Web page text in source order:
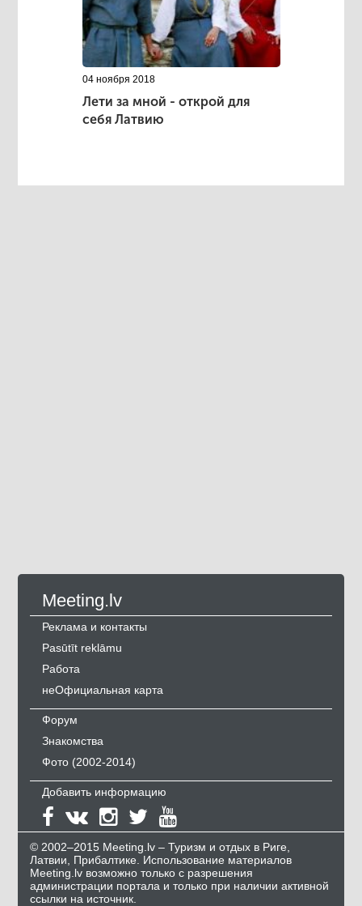
04 ноября 2018
Лети за мной - открой для
себя Латвию
Meeting.lv
Реклама и контакты
Pasūtīt reklāmu
Работа
неОфициальная карта
Форум
Знакомства
Фото (2002-2014)
Добавить информацию
© 2002–2015 Meeting.lv – Туризм и отдых в Риге,
Латвии, Прибалтике. Использование материалов
Meeting.lv возможно только с разрешения
администрации портала и только при наличии активной
ссылки на источник.